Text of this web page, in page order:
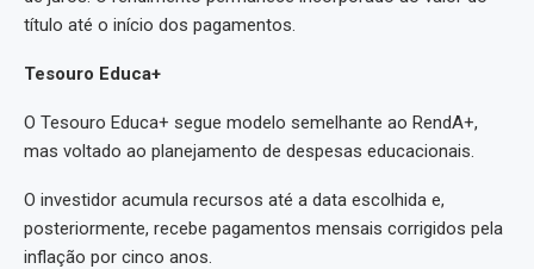
título até o início dos pagamentos.
Tesouro Educa+
O Tesouro Educa+ segue modelo semelhante ao RendA+,
mas voltado ao planejamento de despesas educacionais.
O investidor acumula recursos até a data escolhida e,
posteriormente, recebe pagamentos mensais corrigidos pela
inflação por cinco anos.